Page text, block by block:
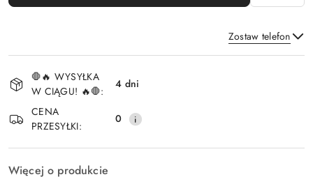
Zostaw telefon
Dostępność
i
dostawa
🛑🔥 WYSYŁKA
W CIĄGU! 🔥🛑:
4 dni
CENA
PRZESYŁKI:
0
Więcej o produkcie